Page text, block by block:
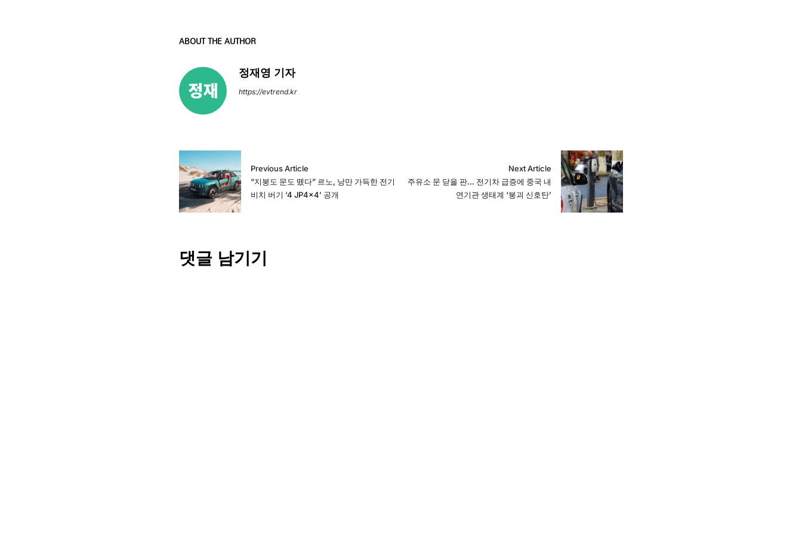
ABOUT THE AUTHOR
정재영 기자
https://evtrend.kr
Previous Article
“지붕도 문도 뗐다” 르노, 낭만 가득한 전기
비치 버기 ‘4 JP4x4’ 공개
Next Article
주유소 문 닫을 판… 전기차 급증에 중국 내
연기관 생태계 ‘붕괴 신호탄’
댓글 남기기